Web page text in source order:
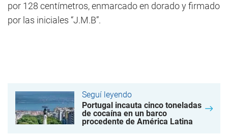
por 128 centímetros, enmarcado en dorado y firmado
por las iniciales “J.M.B”.
Seguí leyendo
Portugal incauta cinco toneladas
de cocaína en un barco
procedente de América Latina